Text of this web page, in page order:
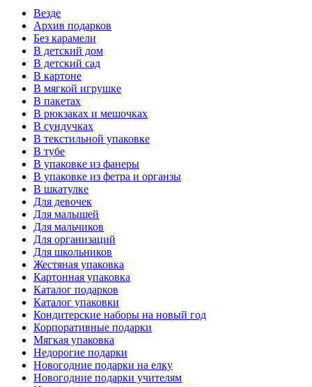
Везде
Архив подарков
Без карамели
В детский дом
В детский сад
В картоне
В мягкой игрушке
В пакетах
В рюкзаках и мешочках
В сундучках
В текстильной упаковке
В тубе
В упаковке из фанеры
В упаковке из фетра и органзы
В шкатулке
Для девочек
Для малышей
Для мальчиков
Для организаций
Для школьников
Жестяная упаковка
Картонная упаковка
Каталог подарков
Каталог упаковки
Кондитерские наборы на новый год
Корпоративные подарки
Мягкая упаковка
Недорогие подарки
Новогодние подарки на елку
Новогодние подарки учителям